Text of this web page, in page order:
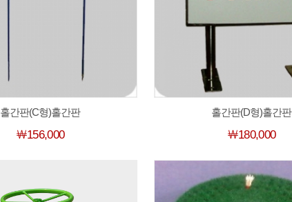
홀간판(C형)홀간판
￦156,000
홀간판(D형)홀간판
￦180,000